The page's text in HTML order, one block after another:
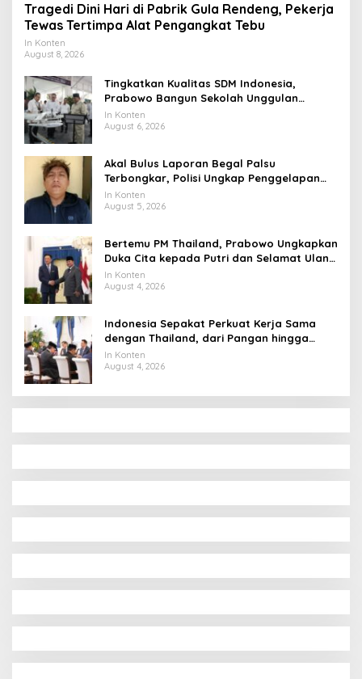
Tragedi Dini Hari di Pabrik Gula Rendeng, Pekerja
Tewas Tertimpa Alat Pengangkat Tebu
In Konten
August 8, 2026
Tingkatkan Kualitas SDM Indonesia,
Prabowo Bangun Sekolah Unggulan
hingga Undang Universitas Terbaik Dunia
In Konten
August 6, 2026
Akal Bulus Laporan Begal Palsu
Terbongkar, Polisi Ungkap Penggelapan
Uang Perusahaan untuk Crypto
In Konten
August 5, 2026
Bertemu PM Thailand, Prabowo Ungkapkan
Duka Cita kepada Putri dan Selamat Ulang
Tahun ke Raja Thailand
In Konten
August 4, 2026
Indonesia Sepakat Perkuat Kerja Sama
dengan Thailand, dari Pangan hingga
Ekonomi Digital
In Konten
August 4, 2026